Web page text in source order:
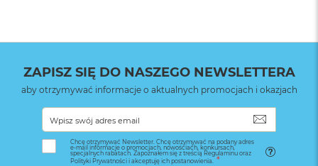
ZAPISZ SIĘ DO NASZEGO NEWSLETTERA
aby otrzymywać informacje o aktualnych promocjach i okazjach
Chcę otrzymywać Newsletter. Chcę otrzymywać na podany adres
e-mail informacje o promocjach, nowościach, konkursach,
specjalnych rabatach. Zapoznałem się z treścią Regulaminu oraz
Polityki Prywatności i akceptuję ich postanowienia.